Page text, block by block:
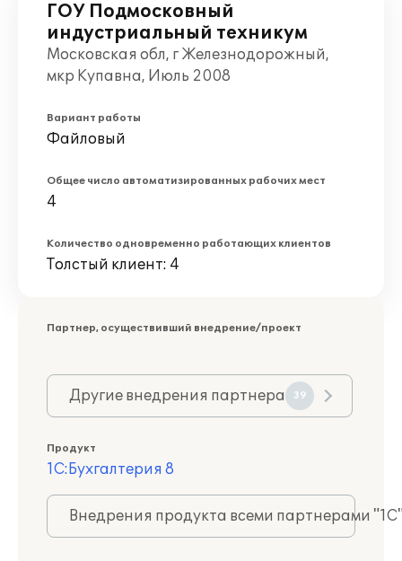
ГОУ Подмосковный
индустриальный техникум
Московская обл, г Железнодорожный,
мкр Купавна, Июль 2008
Вариант работы
Файловый
Общее число автоматизированных рабочих мест
4
Количество одновременно работающих клиентов
Толстый клиент: 4
Партнер, осуществивший внедрение/проект
Другие внедрения партнера 39
Продукт
1С:Бухгалтерия 8
Внедрения продукта всеми партнерами